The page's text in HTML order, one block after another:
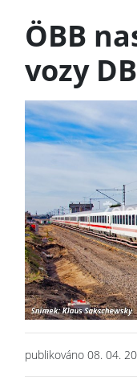
ÖBB
vozy DB
publikováno 08. 04.